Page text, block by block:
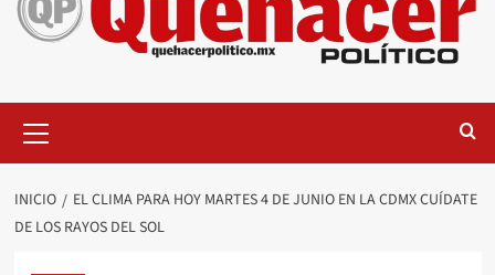
principal
INICIO
EL CLIMA PARA HOY MARTES 4 DE JUNIO EN LA CDMX CUÍDATE
DE LOS RAYOS DEL SOL